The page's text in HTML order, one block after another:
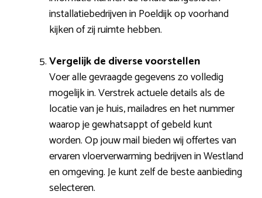
installatiebedrijven in Poeldijk op voorhand
kijken of zij ruimte hebben.
Vergelijk de diverse voorstellen
Voer alle gevraagde gegevens zo volledig
mogelijk in. Verstrek actuele details als de
locatie van je huis, mailadres en het nummer
waarop je gewhatsappt of gebeld kunt
worden. Op jouw mail bieden wij offertes van
ervaren vloerverwarming bedrijven in Westland
en omgeving. Je kunt zelf de beste aanbieding
selecteren.